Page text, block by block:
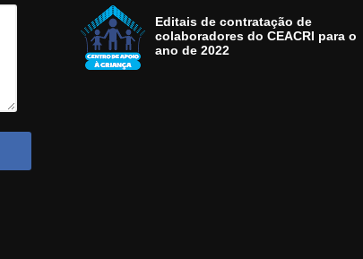
Editais de contratação de
colaboradores do CEACRI para o
ano de 2022